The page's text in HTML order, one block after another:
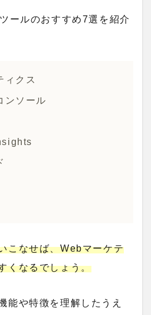
ールのおすすめ7選を紹介
ィクス
ンソール
こなせば、Webマーケテ
くなるでしょう。
能や特徴を理解したうえ